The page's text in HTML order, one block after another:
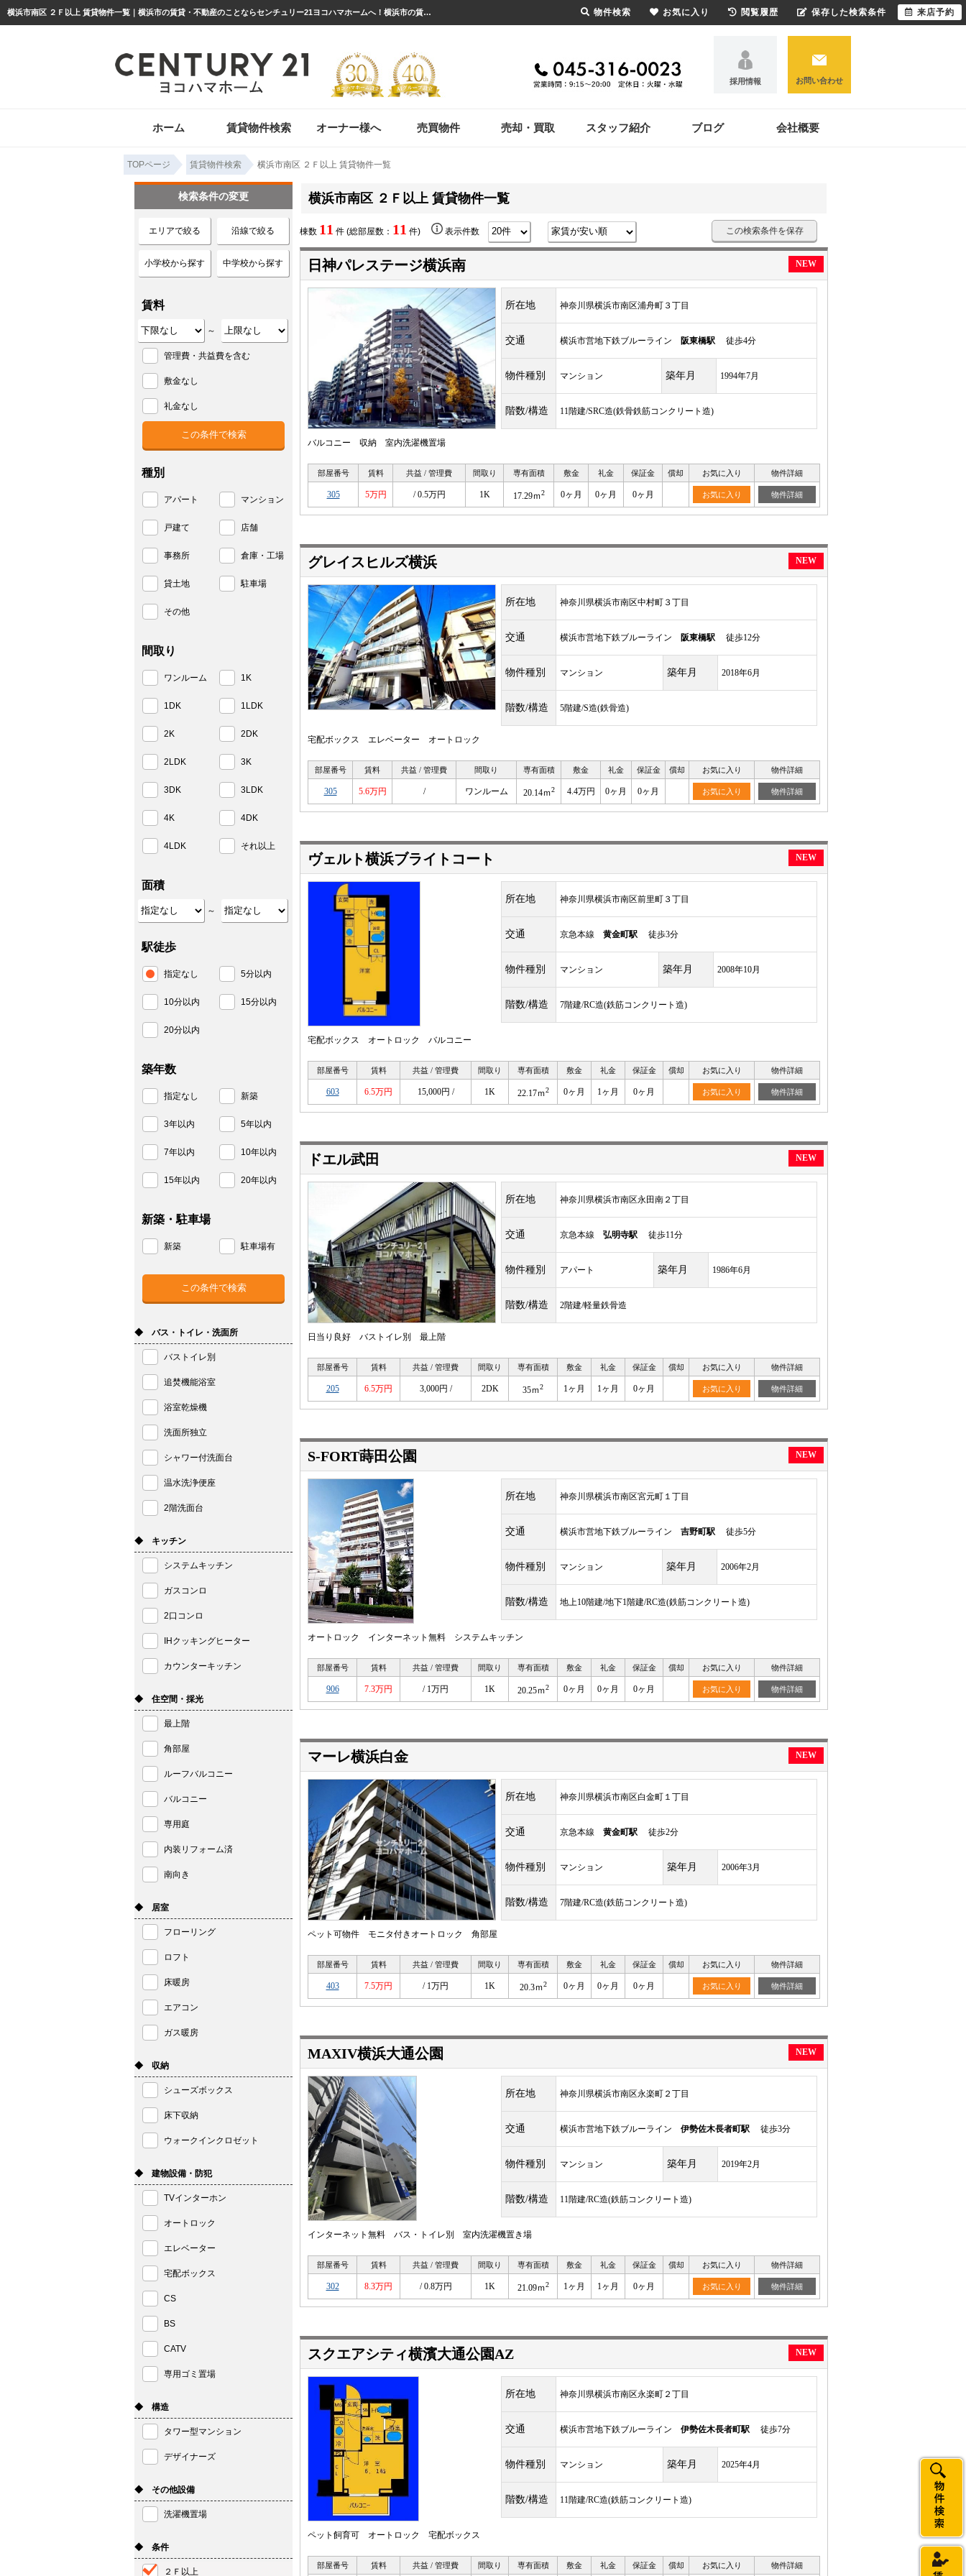
横浜市南区 ２Ｆ以上 賃貸物件一覧｜横浜市の賃貸・不動産のことならセンチュリー21ヨコハマホームへ！横浜市の賃貸仲介や不動産売却・買取、不動産管理など不動産のことならなんでもご相談ください。
採用情報 お問い合わせ
ホーム 賃貸物件検索 オーナー様へ 売買物件 売却・買取 スタッフ紹介 ブログ 会社概要
TOPページ 賃貸物件検索 横浜市南区 ２Ｆ以上 賃貸物件一覧
横浜市南区 ２Ｆ以上 賃貸物件一覧
棟数 11 件 (総部屋数： 11 件) 表示件数 この検索条件を保存
日神パレステージ横浜南 NEW
所在地 神奈川県横浜市南区浦舟町３丁目
交通 横浜市営地下鉄ブルーライン 阪東橋駅 徒歩4分
物件種別 マンション 築年月 1994年7月
階数/構造 11階建/SRC造(鉄骨鉄筋コンクリート造)
バルコニー 収納 室内洗濯機置場
部屋番号 賃料 共益 / 管理費 間取り 専有面積 敷金 礼金 保証金 償却 お気に入り 物件詳細
305 5万円 / 0.5万円 1K 17.29ｍ2 0ヶ月 0ヶ月 0ヶ月 お気に入り 物件詳細
グレイスヒルズ横浜 NEW
所在地 神奈川県横浜市南区中村町３丁目
交通 横浜市営地下鉄ブルーライン 阪東橋駅 徒歩12分
物件種別 マンション 築年月 2018年6月
階数/構造 5階建/S造(鉄骨造)
宅配ボックス エレベーター オートロック
部屋番号 賃料 共益 / 管理費 間取り 専有面積 敷金 礼金 保証金 償却 お気に入り 物件詳細
305 5.6万円 / ワンルーム 20.14ｍ2 4.4万円 0ヶ月 0ヶ月 お気に入り 物件詳細
ヴェルト横浜ブライトコート NEW
所在地 神奈川県横浜市南区前里町３丁目
交通 京急本線 黄金町駅 徒歩3分
物件種別 マンション 築年月 2008年10月
階数/構造 7階建/RC造(鉄筋コンクリート造)
宅配ボックス オートロック バルコニー
部屋番号 賃料 共益 / 管理費 間取り 専有面積 敷金 礼金 保証金 償却 お気に入り 物件詳細
603 6.5万円 15,000円 / 1K 22.17ｍ2 0ヶ月 1ヶ月 0ヶ月 お気に入り 物件詳細
ドエル武田 NEW
所在地 神奈川県横浜市南区永田南２丁目
交通 京急本線 弘明寺駅 徒歩11分
物件種別 アパート 築年月 1986年6月
階数/構造 2階建/軽量鉄骨造
日当り良好 バストイレ別 最上階
部屋番号 賃料 共益 / 管理費 間取り 専有面積 敷金 礼金 保証金 償却 お気に入り 物件詳細
205 6.5万円 3,000円 / 2DK 35ｍ2 1ヶ月 1ヶ月 0ヶ月 お気に入り 物件詳細
S-FORT蒔田公園 NEW
所在地 神奈川県横浜市南区宮元町１丁目
交通 横浜市営地下鉄ブルーライン 吉野町駅 徒歩5分
物件種別 マンション 築年月 2006年2月
階数/構造 地上10階建/地下1階建/RC造(鉄筋コンクリート造)
オートロック インターネット無料 システムキッチン
部屋番号 賃料 共益 / 管理費 間取り 専有面積 敷金 礼金 保証金 償却 お気に入り 物件詳細
906 7.3万円 / 1万円 1K 20.25ｍ2 0ヶ月 0ヶ月 0ヶ月 お気に入り 物件詳細
マーレ横浜白金 NEW
所在地 神奈川県横浜市南区白金町１丁目
交通 京急本線 黄金町駅 徒歩2分
物件種別 マンション 築年月 2006年3月
階数/構造 7階建/RC造(鉄筋コンクリート造)
ペット可物件 モニタ付きオートロック 角部屋
部屋番号 賃料 共益 / 管理費 間取り 専有面積 敷金 礼金 保証金 償却 お気に入り 物件詳細
403 7.5万円 / 1万円 1K 20.3ｍ2 0ヶ月 0ヶ月 0ヶ月 お気に入り 物件詳細
MAXIV横浜大通公園 NEW
所在地 神奈川県横浜市南区永楽町２丁目
交通 横浜市営地下鉄ブルーライン 伊勢佐木長者町駅 徒歩3分
物件種別 マンション 築年月 2019年2月
階数/構造 11階建/RC造(鉄筋コンクリート造)
インターネット無料 バス・トイレ別 室内洗濯機置き場
部屋番号 賃料 共益 / 管理費 間取り 専有面積 敷金 礼金 保証金 償却 お気に入り 物件詳細
302 8.3万円 / 0.8万円 1K 21.09ｍ2 1ヶ月 1ヶ月 0ヶ月 お気に入り 物件詳細
スクエアシティ横濱大通公園AZ NEW
所在地 神奈川県横浜市南区永楽町２丁目
交通 横浜市営地下鉄ブルーライン 伊勢佐木長者町駅 徒歩7分
物件種別 マンション 築年月 2025年4月
階数/構造 11階建/RC造(鉄筋コンクリート造)
ペット飼育可 オートロック 宅配ボックス
部屋番号 賃料 共益 / 管理費 間取り 専有面積 敷金 礼金 保証金 償却 お気に入り 物件詳細
検索条件の変更
エリアで絞る 沿線で絞る
小学校から探す 中学校から探す
賃料
～
管理費・共益費を含む
敷金なし
礼金なし
種別
アパート マンション
戸建て 店舗
事務所 倉庫・工場
貸土地 駐車場
その他
間取り
ワンルーム 1K
1DK 1LDK
2K 2DK
2LDK 3K
3DK 3LDK
4K 4DK
4LDK それ以上
面積
～
駅徒歩
指定なし 5分以内
10分以内 15分以内
20分以内
築年数
指定なし 新築
3年以内 5年以内
7年以内 10年以内
15年以内 20年以内
新築・駐車場
新築 駐車場有
◆ バス・トイレ・洗面所
バストイレ別
追焚機能浴室
浴室乾燥機
洗面所独立
シャワー付洗面台
温水洗浄便座
2階洗面台
◆ キッチン
システムキッチン
ガスコンロ
2口コンロ
IHクッキングヒーター
カウンターキッチン
◆ 住空間・採光
最上階
角部屋
ルーフバルコニー
バルコニー
専用庭
内装リフォーム済
南向き
◆ 居室
フローリング
ロフト
床暖房
エアコン
ガス暖房
◆ 収納
シューズボックス
床下収納
ウォークインクロゼット
◆ 建物設備・防犯
TVインターホン
オートロック
エレベーター
宅配ボックス
CS
BS
CATV
専用ゴミ置場
◆ 構造
タワー型マンション
デザイナーズ
◆ その他設備
洗濯機置場
◆ 条件
２Ｆ以上
物件検索 お気に入り 閲覧履歴 保存した検索条件 来店予約